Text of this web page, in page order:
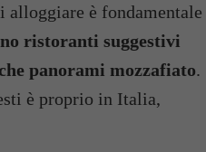
è fondamentale
ristoranti suggestivi
panorami mozzafiato.
è proprio in Italia,